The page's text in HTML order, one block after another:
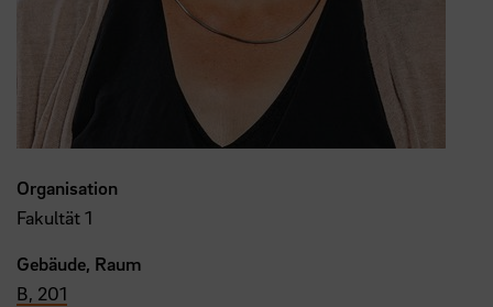
Organisation
Fakultät 1
Gebäude, Raum
B, 201